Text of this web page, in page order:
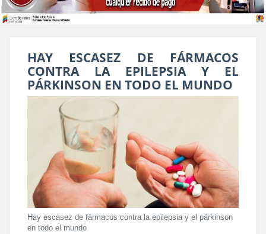
HAY ESCASEZ DE FÁRMACOS
CONTRA LA EPILEPSIA Y EL
PÁRKINSON EN TODO EL MUNDO
Hay escasez de fármacos contra la epilepsia y el párkinson
en todo el mundo